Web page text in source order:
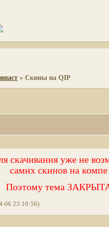
»Скины на QIP
скачивания уже не
самих скинов на компе
Поэтому тема
06 23:10:56)